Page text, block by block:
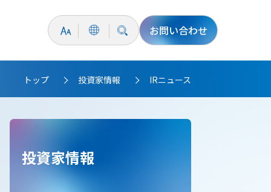
お問い合わせ
トップ >
投資家情報 >
IRニュース
投資家情報